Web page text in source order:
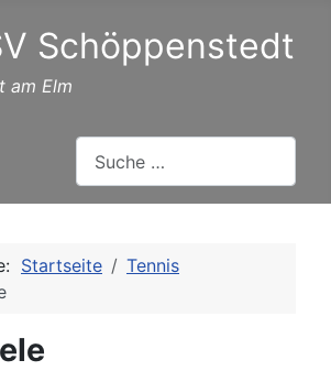
Schöppenstedt
am Elm
Startseite
Tennis